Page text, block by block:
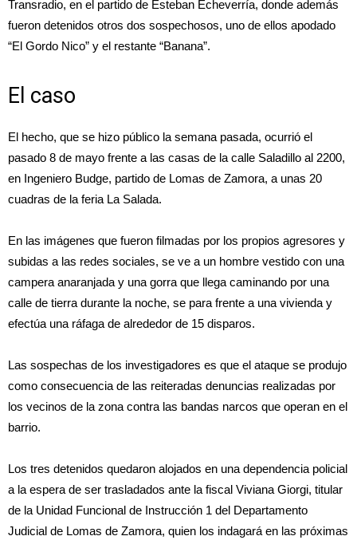
Transradio, en el partido de Esteban Echeverría, donde además
fueron detenidos otros dos sospechosos, uno de ellos apodado
“El Gordo Nico” y el restante “Banana”.
El caso
El hecho, que se hizo público la semana pasada, ocurrió el
pasado 8 de mayo frente a las casas de la calle Saladillo al 2200,
en Ingeniero Budge, partido de Lomas de Zamora, a unas 20
cuadras de la feria La Salada.
En las imágenes que fueron filmadas por los propios agresores y
subidas a las redes sociales, se ve a un hombre vestido con una
campera anaranjada y una gorra que llega caminando por una
calle de tierra durante la noche, se para frente a una vivienda y
efectúa una ráfaga de alrededor de 15 disparos.
Las sospechas de los investigadores es que el ataque se produjo
como consecuencia de las reiteradas denuncias realizadas por
los vecinos de la zona contra las bandas narcos que operan en el
barrio.
Los tres detenidos quedaron alojados en una dependencia policial
a la espera de ser trasladados ante la fiscal Viviana Giorgi, titular
de la Unidad Funcional de Instrucción 1 del Departamento
Judicial de Lomas de Zamora, quien los indagará en las próximas